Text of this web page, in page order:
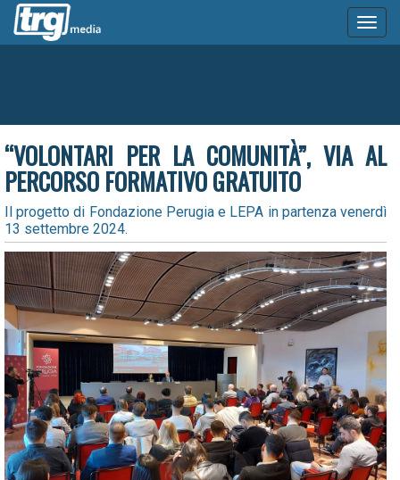
“VOLONTARI PER LA COMUNITÀ”, VIA AL
PERCORSO FORMATIVO GRATUITO
Il progetto di Fondazione Perugia e LEPA in partenza venerdì
13 settembre 2024.